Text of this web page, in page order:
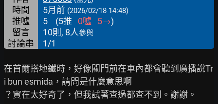
時間 5月前 (2026/02/18 14:48)
推噓 5 (5推 0噓 5→)
留言
10則, 8人參與
討論串 1/1
在首爾搭地鐵時，好像關門前在車內都會聽到廣播說Tr
i bun esmida，請問是什麼意思啊
？實在太好奇了，但我試著查過都查不到。謝謝。